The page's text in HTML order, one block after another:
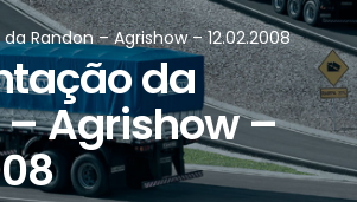
Randon – Agrishow – 12.02.2008
da
Agrishow –